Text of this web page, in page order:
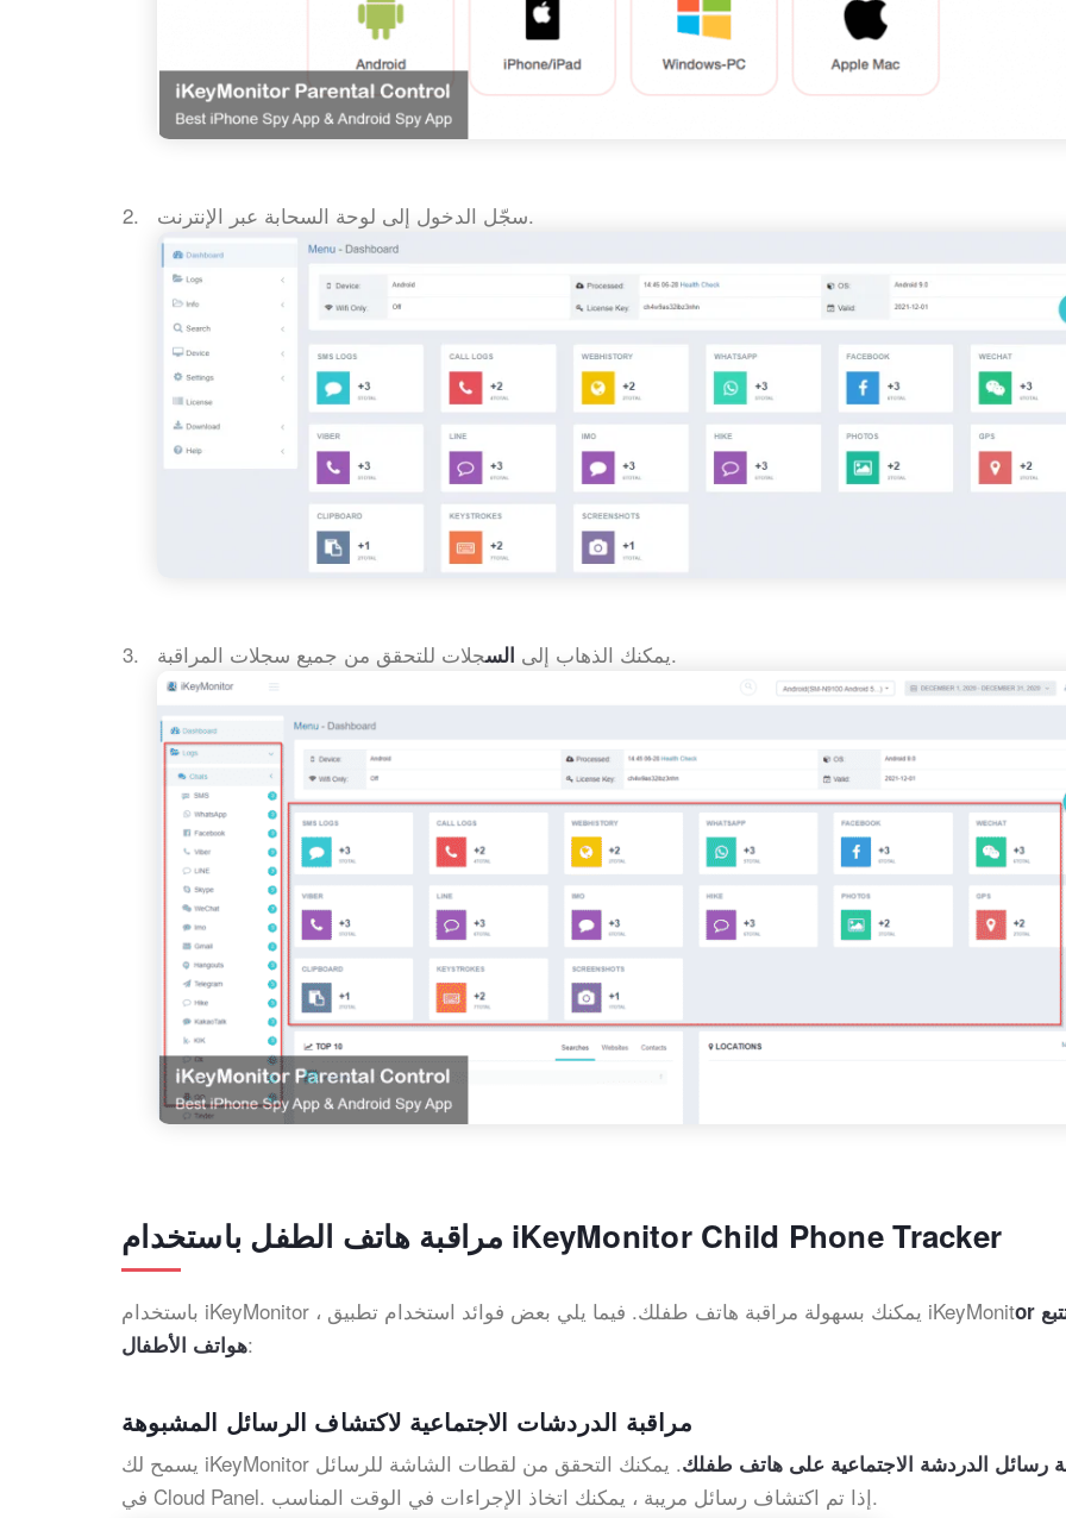
سجّل الدخول إلى لوحة السحابة عبر الإنترنت.
يمكنك الذهاب إلى الس جلات للتحقق من جميع سجلات المراقبة.
مراقبة هاتف الطفل باستخدام iKeyMonitor Child Phone Tracker
باستخدام iKeyMonitor ، يمكنك بسهولة مراقبة هاتف طفلك. فيما يلي بعض فوائد استخدام تطبيق iKeyMonitor لتتبع
هواتف الأطفال:
مراقبة الدردشات الاجتماعية لاكتشاف الرسائل المشبوهة
رسائل الدردشة الاجتماعية على هاتف طفلك. يمكنك التحقق من لقطات الشاشة للرسائل
في Cloud Panel. إذا تم اكتشاف رسائل مريبة ، يمكنك اتخاذ الإجراءات في الوقت المناسب.